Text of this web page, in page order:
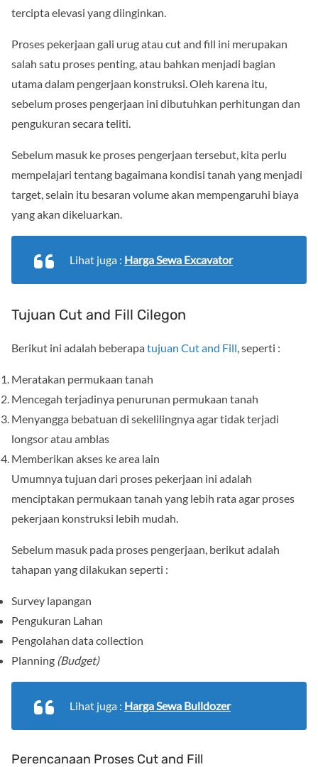
tercipta elevasi yang diinginkan.
Proses pekerjaan gali urug atau cut and fill ini merupakan
salah satu proses penting, atau bahkan menjadi bagian
utama dalam pengerjaan konstruksi. Oleh karena itu,
sebelum proses pengerjaan ini dibutuhkan perhitungan dan
pengukuran secara teliti.
Sebelum masuk ke proses pengerjaan tersebut, kita perlu
mempelajari tentang bagaimana kondisi tanah yang menjadi
target, selain itu besaran volume akan mempengaruhi biaya
yang akan dikeluarkan.
Lihat juga : Harga Sewa Excavator
Tujuan Cut and Fill Cilegon
Berikut ini adalah beberapatujuan Cut and Fill , seperti :
Meratakan permukaan tanah
Mencegah terjadinya penurunan permukaan tanah
Menyangga bebatuan di sekelilingnya agar tidak terjadi
longsor atau amblas
Memberikan akses ke area lain
Umumnya tujuan dari proses pekerjaan ini adalah
menciptakan permukaan tanah yang lebih rata agar proses
pekerjaan konstruksi lebih mudah.
Sebelum masuk pada proses pengerjaan, berikut adalah
tahapan yang dilakukan seperti :
Survey lapangan
Pengukuran Lahan
Pengolahan data collection
Planning (Budget)
Lihat juga : Harga Sewa Bulldozer
Perencanaan Proses Cut and Fill